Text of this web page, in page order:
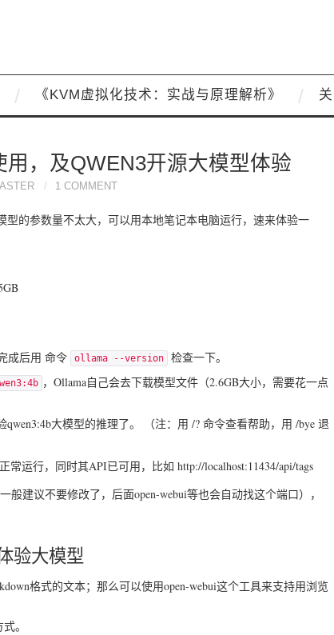
《KVM虚拟化技术：实战与原理解析》
，及QWEN3开源大模型体验
1 COMMENT
型的参数量不太大，可以用本地笔记本电脑运行，速来体验一
成后用 命令 ollama --version
检查一下。
，Ollama自己会去下载模型文件（2.6GB大小，需要花一点
大模型的推理了。 （注：用 /? 命令查看帮助，用 /bye 退
运行，同时其API已可用，比如 http://localhost:11434/api/tags
般建议不要修改了，后面open-webui等也会自动找这个端口），
验大模型
格式的文本；那么可以使用open-webui这个工具来支持用浏览
。